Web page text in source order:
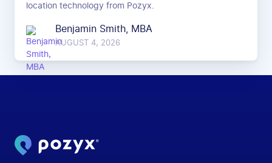
location technology from Pozyx.
Benjamin Smith, MBA
AUGUST 4, 2026